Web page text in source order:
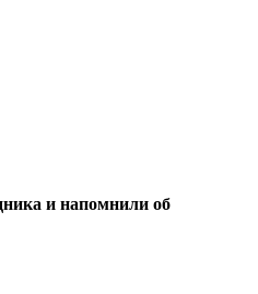
и напомнили об